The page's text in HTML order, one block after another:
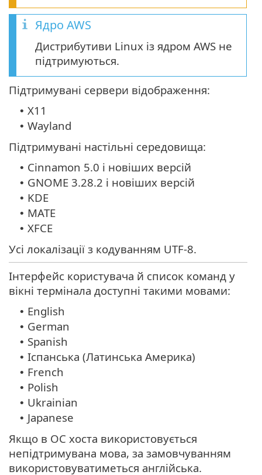
Ядро AWS
Дистрибутиви Linux із ядром AWS не
підтримуються.
Підтримувані сервери відображення:
• X11
• Wayland
Підтримувані настільні середовища:
• Cinnamon 5.0 і новіших версій
• GNOME 3.28.2 і новіших версій
• KDE
• MATE
• XFCE
Усі локалізації з кодуванням UTF-8.
Інтерфейс користувача й список команд у
вікні термінала доступні такими мовами:
• English
• German
• Spanish
• Іспанська (Латинська Америка)
• French
• Polish
• Ukrainian
• Japanese
Якщо в ОС хоста використовується
непідтримувана мова, за замовчуванням
використовуватиметься англійська.